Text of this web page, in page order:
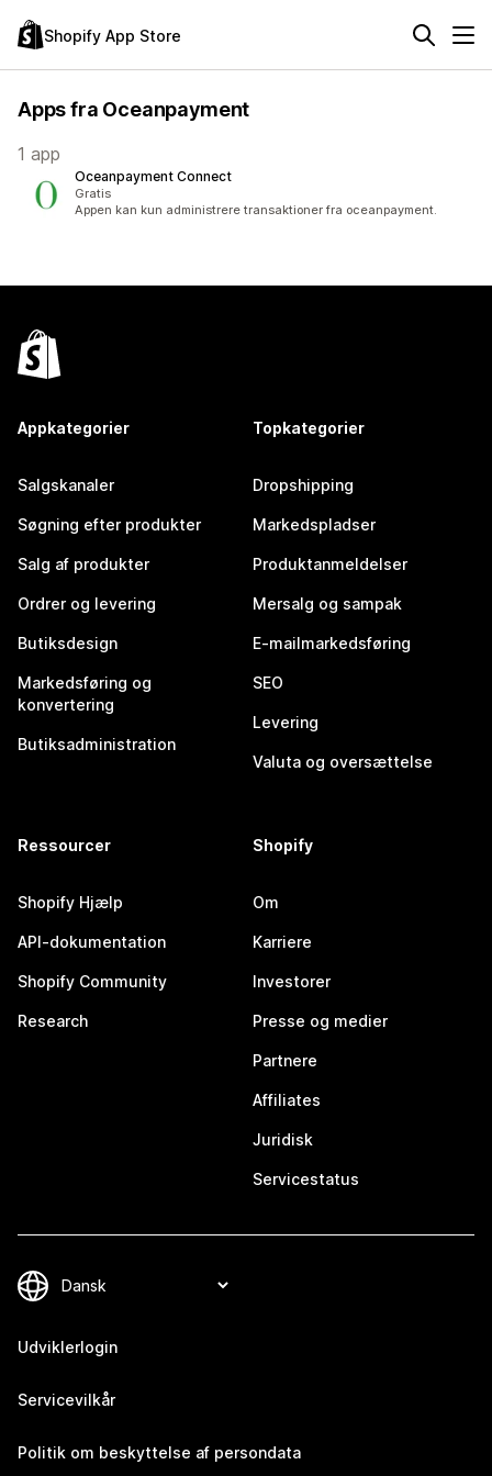
Shopify App Store
Apps fra Oceanpayment
1 app
Oceanpayment Connect
Gratis
Appen kan kun administrere transaktioner fra oceanpayment.
Appkategorier
Salgskanaler
Søgning efter produkter
Salg af produkter
Ordrer og levering
Butiksdesign
Markedsføring og
konvertering
Butiksadministration
Topkategorier
Dropshipping
Markedspladser
Produktanmeldelser
Mersalg og sampak
E-mailmarkedsføring
SEO
Levering
Valuta og oversættelse
Ressourcer
Shopify Hjælp
API-dokumentation
Shopify Community
Research
Shopify
Om
Karriere
Investorer
Presse og medier
Partnere
Affiliates
Juridisk
Servicestatus
Udviklerlogin
Servicevilkår
Politik om beskyttelse af persondata